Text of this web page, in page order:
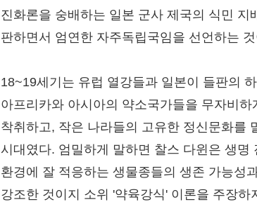
진화론을 숭배하는 일본 군사 제국의 식민 지
판하면서 엄연한 자주독립국임을 선언하는
18~19세기는 유럽 열강들과 일본이 들판의
아프리카와 아시아의 약소국가들을 무자비하
착취하고, 작은 나라들의 고유한 정신문화를
시대였다. 엄밀하게 말하면 찰스 다윈은 생명
환경에 잘 적응하는 생물종들의 생존 가능성
강조한 것이지 소위 '약육강식' 이론을 주장하